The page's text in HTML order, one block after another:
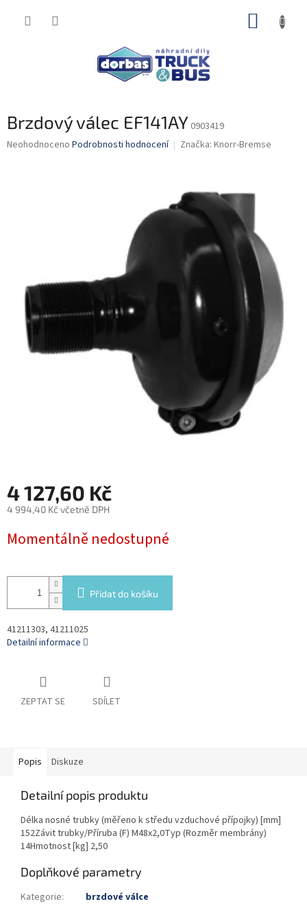
Brzdový válec EF141AY 0903419
Průměrné
Neohodnoceno Podrobnosti hodnocení Značka: Knorr-Bremse
4 127,60 Kč
4 994,40 Kč včetně DPH
cena:
Momentálně nedostupné
Přidat do košíku
41211303, 41211025
Detailní informace
ZEPTAT SE SDÍLET
Popis Diskuze
Detailní popis produktu
Délka nosné trubky (měřeno k středu vzduchové přípojky) [mm]
152Závit trubky/Příruba (F) M48x2,0Typ (Rozměr membrány)
14Hmotnost [kg] 2,50
Doplňkové parametry
Kategorie:
brzdové válce